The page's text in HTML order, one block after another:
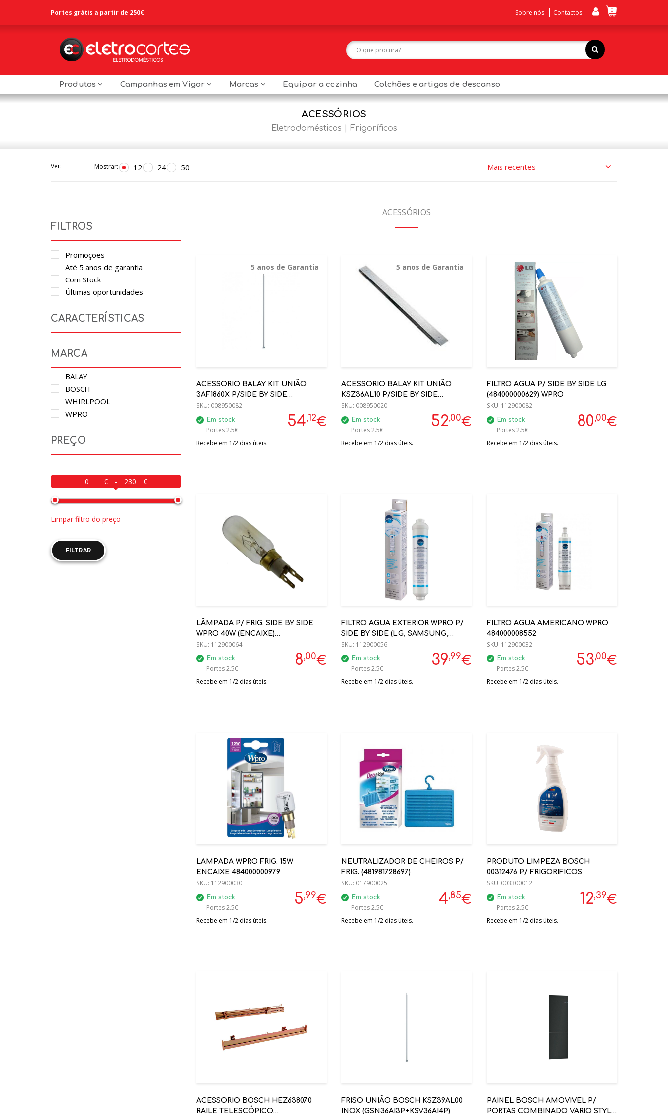
Portes grátis a partir de 250€ Sobre nós Contactos 0
Produtos Campanhas em Vigor Marcas Equipar a cozinha Colchões e artigos de descanso
ACESSÓRIOS
Eletrodomésticos Frigoríficos
Ver: Mostrar: 12 24 50
FILTROS
Promoções
Até 5 anos de garantia
Com Stock
Últimas oportunidades
CARACTERÍSTICAS
MARCA
BALAY
BOSCH
WHIRLPOOL
WPRO
PREÇO
-
Limpar filtro do preço
FILTRAR
ACESSÓRIOS
5 anos de Garantia
ACESSORIO BALAY KIT UNIÃO
3AF1860X P/SIDE BY SIDE
(3GF8651L+3FC1651L+3FC1652L)
54,12€
SKU: 008950082
Em stock
Portes 2.5€
Recebe em 1/2 dias úteis.
5 anos de Garantia
ACESSORIO BALAY KIT UNIÃO
KSZ36AL10 P/SIDE BY SIDE
(3GF8651L+3FC1651L)
52,00€
SKU: 008950020
Em stock
Portes 2.5€
Recebe em 1/2 dias úteis.
FILTRO AGUA P/ SIDE BY SIDE LG
(484000000629) WPRO
80,00€
SKU: 112900082
Em stock
Portes 2.5€
Recebe em 1/2 dias úteis.
LÂMPADA P/ FRIG. SIDE BY SIDE
WPRO 40W (ENCAIXE)
(484000000986)
8,00€
SKU: 112900064
Em stock
Portes 2.5€
Recebe em 1/2 dias úteis.
FILTRO AGUA EXTERIOR WPRO P/
SIDE BY SIDE (L.G, SAMSUNG,
G.E,LIEBHERR) 484000008553
39,99€
SKU: 112900056
Em stock
Portes 2.5€
Recebe em 1/2 dias úteis.
FILTRO AGUA AMERICANO WPRO
484000008552
53,00€
SKU: 112900032
Em stock
Portes 2.5€
Recebe em 1/2 dias úteis.
LAMPADA WPRO FRIG. 15W
ENCAIXE 484000000979
5,99€
SKU: 112900030
Em stock
Portes 2.5€
Recebe em 1/2 dias úteis.
NEUTRALIZADOR DE CHEIROS P/
FRIG. (481981728697)
4,85€
SKU: 017900025
Em stock
Portes 2.5€
Recebe em 1/2 dias úteis.
PRODUTO LIMPEZA BOSCH
00312476 P/ FRIGORIFICOS
12,39€
SKU: 003300012
Em stock
Portes 2.5€
Recebe em 1/2 dias úteis.
ACESSORIO BOSCH HEZ638070
RAILE TELESCÓPICO
FRISO UNIÃO BOSCH KSZ39AL00
INOX (GSN36AI3P+KSV36AI4P)
PAINEL BOSCH AMOVIVEL P/
PORTAS COMBINADO VARIO STYLE